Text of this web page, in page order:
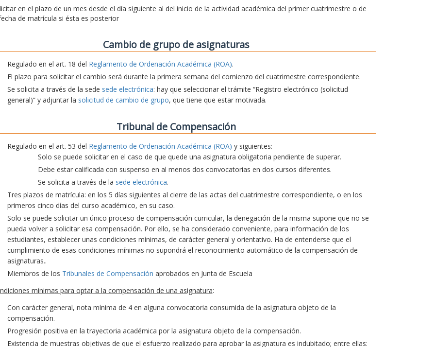
en el plazo de un mes desde el día siguiente al del inicio de la actividad académica del primer cuatrimestre o de
de matrícula si ésta es posterior
Cambio de grupo de asignaturas
Regulado en el art. 18 del Reglamento de Ordenación Académica (ROA).
El plazo para solicitar el cambio será durante la primera semana del comienzo del cuatrimestre correspondiente.
Se solicita a través de la sede sede electrónica: hay que seleccionar el trámite “Registro electrónico (solicitud
general)” y adjuntar la solicitud de cambio de grupo, que tiene que estar motivada.
Tribunal de Compensación
Regulado en el art. 53 del Reglamento de Ordenación Académica (ROA) y siguientes:
Solo se puede solicitar en el caso de que quede una asignatura obligatoria pendiente de superar.
Debe estar calificada con suspenso en al menos dos convocatorias en dos cursos diferentes.
Se solicita a través de la sede electrónica.
Tres plazos de matrícula: en los 5 días siguientes al cierre de las actas del cuatrimestre correspondiente, o en los
primeros cinco días del curso académico, en su caso.
Solo se puede solicitar un único proceso de compensación curricular, la denegación de la misma supone que no se
pueda volver a solicitar esa compensación. Por ello, se ha considerado conveniente, para información de los
estudiantes, establecer unas condiciones mínimas, de carácter general y orientativo. Ha de entenderse que el
cumplimiento de esas condiciones mínimas no supondrá el reconocimiento automático de la compensación de
asignaturas..
Miembros de los Tribunales de Compensación aprobados en Junta de Escuela
mínimas para optar a la compensación de una asignatura:
Con carácter general, nota mínima de 4 en alguna convocatoria consumida de la asignatura objeto de la
compensación.
Progresión positiva en la trayectoria académica por la asignatura objeto de la compensación.
Existencia de muestras objetivas de que el esfuerzo realizado para aprobar la asignatura es indubitado; entre ellas: